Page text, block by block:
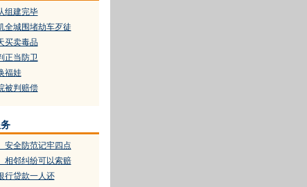
组建完毕
全城围堵劫车歹徒
买卖毒品
正当防卫
福娃
被判赔偿
全防范记牢四点
邻纠纷可以索赔
贷款一人还